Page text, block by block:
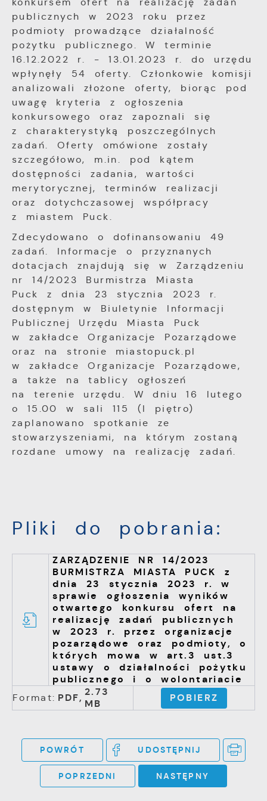
publicznych w 2023 roku przez
podmioty prowadzące działalność
pożytku publicznego. W terminie
16.12.2022 r. - 13.01.2023 r. do urzędu
wpłynęły 54 oferty. Członkowie komisji
analizowali złożone oferty, biorąc pod
uwagę kryteria z ogłoszenia
konkursowego oraz zapoznali się
z charakterystyką poszczególnych
zadań. Oferty omówione zostały
szczegółowo, m.in. pod kątem
dostępności zadania, wartości
merytorycznej, terminów realizacji
oraz dotychczasowej współpracy
z miastem Puck.
Zdecydowano o dofinansowaniu 49
zadań. Informacje o przyznanych
dotacjach znajdują się w Zarządzeniu
nr 14/2023 Burmistrza Miasta
Puck z dnia 23 stycznia 2023 r.
dostępnym w Biuletynie Informacji
Publicznej Urzędu Miasta Puck
w zakładce Organizacje Pozarządowe
oraz na stronie miastopuck.pl
w zakładce Organizacje Pozarządowe,
a także na tablicy ogłoszeń
na terenie urzędu. W dniu 16 lutego
o 15.00 w sali 115 (I piętro)
zaplanowano spotkanie ze
stowarzyszeniami, na którym zostaną
rozdane umowy na realizację zadań.
Pliki do pobrania:
ZARZĄDZENIE NR 14/2023
BURMISTRZA MIASTA PUCK z
dnia 23 stycznia 2023 r. w
sprawie ogłoszenia wyników
otwartego konkursu ofert na
realizację zadań publicznych
w 2023 r. przez organizacje
pozarządowe oraz podmioty, o
których mowa w art.3 ust.3
ustawy o działalności pożytku
publicznego i o wolontariacie
Format: PDF, 2.73
MB
POBIERZ
POWRÓT UDOSTĘPNIJ
POPRZEDNI NASTĘPNY
użytkowników. Zgromadzone informacje są
przetwarzane w formie zanonimizowanej.
Wyrażenie zgody na analityczne pliki
cookies gwarantuje dostępność wszystkich
funkcjonalności.
aktualności na stronach naszych partnerów.
Promocyjne pliki cookies służą do
prezentowania Ci naszych komunikatów na
podstawie analizy Twoich upodobań oraz
Twoich zwyczajów dotyczących przeglądanej
witryny internetowej. Treści promocyjne
mogą pojawić się na stronach podmiotów
trzecich lub firm będących naszymi
partnerami oraz innych dostawców usług.
Firmy te działają w charakterze
pośredników prezentujących nasze treści w
postaci wiadomości, ofert, komunikatów
mediów społecznościowych.
Więcej